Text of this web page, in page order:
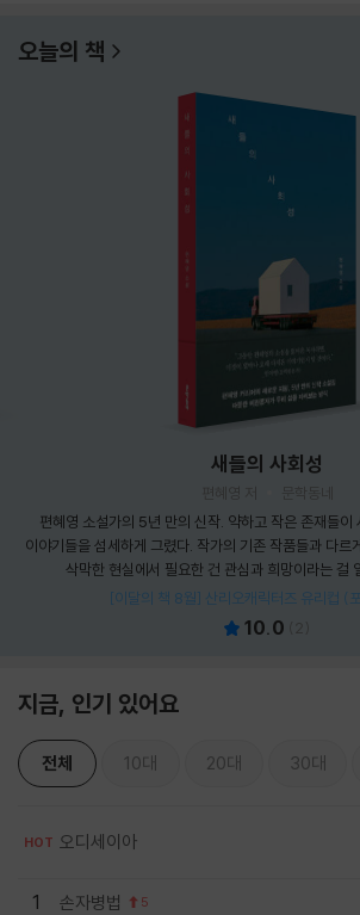
오늘의 책
새들의 사회성
편혜영 소설가의 5년 만의 신작. 약하고 작은 존재들이
이야기들을 섬세하게 그렸다. 작가의 기존 작품들과 다르
삭막한 현실에서 필요한 건 관심과 희망이라는 걸
[이달의 책 8월] 산리오캐릭터즈 유리컵 (
10.0
지금, 인기 있어요
전체 10대 20대 30대
HOT 오디세이아
1 손자병법 5